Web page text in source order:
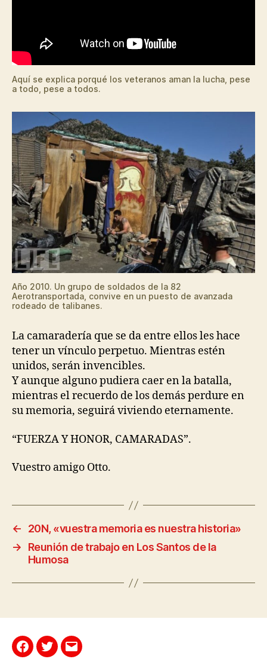
Aquí se explica porqué los veteranos aman la lucha, pese
a todo, pese a todos.
Año 2010. Un grupo de soldados de la 82
Aerotransportada, convive en un puesto de avanzada
rodeado de talibanes.
La camaradería que se da entre ellos les hace
tener un vínculo perpetuo. Mientras estén
unidos, serán invencibles.
Y aunque alguno pudiera caer en la batalla,
mientras el recuerdo de los demás perdure en
su memoria, seguirá viviendo eternamente.
“FUERZA Y HONOR, CAMARADAS”.
Vuestro amigo Otto.
←
20N, «vuestra memoria es nuestra historia»
→
Reunión de trabajo en Los Santos de la
Humosa